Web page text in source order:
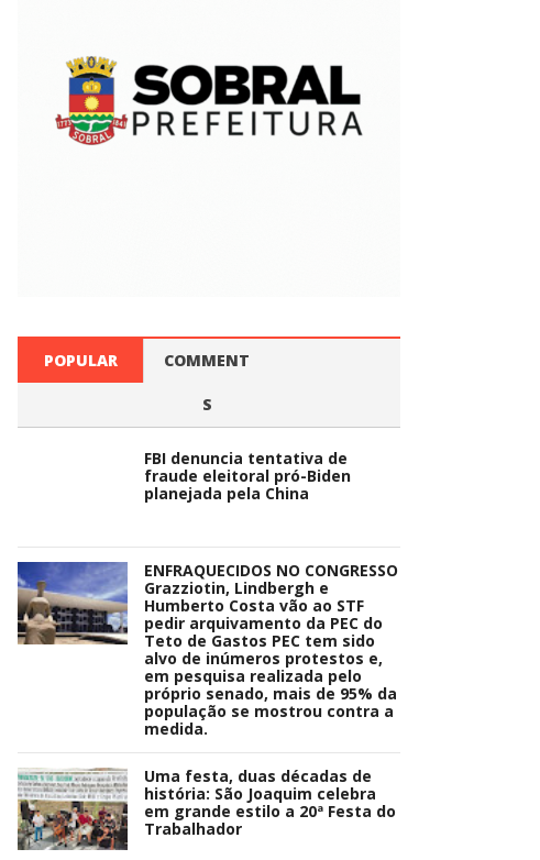
POPULAR COMMENT
S
FBI denuncia tentativa de
fraude eleitoral pró-Biden
planejada pela China
ENFRAQUECIDOS NO CONGRESSO
Grazziotin, Lindbergh e
Humberto Costa vão ao STF
pedir arquivamento da PEC do
Teto de Gastos PEC tem sido
alvo de inúmeros protestos e,
em pesquisa realizada pelo
próprio senado, mais de 95% da
população se mostrou contra a
medida.
Uma festa, duas décadas de
história: São Joaquim celebra
em grande estilo a 20ª Festa do
Trabalhador